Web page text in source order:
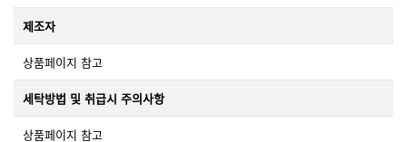
제조자
상품페이지 참고
세탁방법 및 취급시 주의사항
상품페이지 참고